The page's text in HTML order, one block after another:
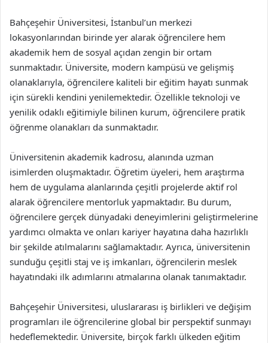
Bahçeşehir Üniversitesi, İstanbul’un merkezi
lokasyonlarından birinde yer alarak öğrencilere hem
akademik hem de sosyal açıdan zengin bir ortam
sunmaktadır. Üniversite, modern kampüsü ve gelişmiş
olanaklarıyla, öğrencilere kaliteli bir eğitim hayatı sunmak
için sürekli kendini yenilemektedir. Özellikle teknoloji ve
yenilik odaklı eğitimiyle bilinen kurum, öğrencilere pratik
öğrenme olanakları da sunmaktadır.
Üniversitenin akademik kadrosu, alanında uzman
isimlerden oluşmaktadır. Öğretim üyeleri, hem araştırma
hem de uygulama alanlarında çeşitli projelerde aktif rol
alarak öğrencilere mentorluk yapmaktadır. Bu durum,
öğrencilere gerçek dünyadaki deneyimlerini geliştirmelerine
yardımcı olmakta ve onları kariyer hayatına daha hazırlıklı
bir şekilde atılmalarını sağlamaktadır. Ayrıca, üniversitenin
sunduğu çeşitli staj ve iş imkanları, öğrencilerin meslek
hayatındaki ilk adımlarını atmalarına olanak tanımaktadır.
Bahçeşehir Üniversitesi, uluslararası iş birlikleri ve değişim
programları ile öğrencilerine global bir perspektif sunmayı
hedeflemektedir. Üniversite, birçok farklı ülkeden eğitim